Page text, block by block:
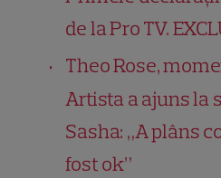
de la Pro TV.
Theo Rose,
Artista a ajuns la
Sasha: „A plâns
fost ok”